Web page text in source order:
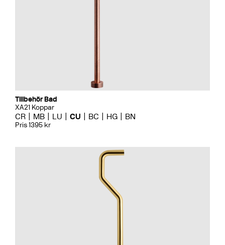
Tillbehör Bad
XA21 Koppar
CR MB LU CU BC HG BN
Pris 1395 kr